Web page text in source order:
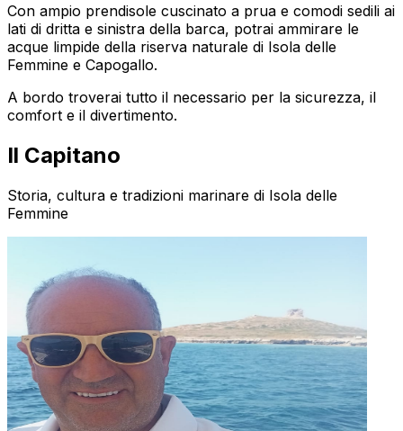
Con ampio prendisole cuscinato a prua e comodi sedili ai
lati di dritta e sinistra della barca, potrai ammirare le
acque limpide della riserva naturale di Isola delle
Femmine e Capogallo.
A bordo troverai tutto il necessario per la sicurezza, il
comfort e il divertimento.
Il Capitano
Storia, cultura e tradizioni marinare di Isola delle
Femmine